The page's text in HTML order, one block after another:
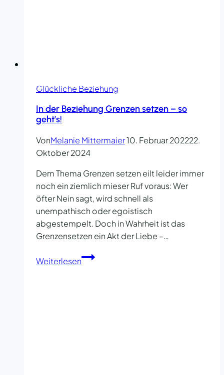
Glückliche Beziehung
In der Beziehung Grenzen setzen – so
geht’s!
VonMelanie Mittermaier10. Februar 202222.
Oktober 2024
Dem Thema Grenzen setzen eilt leider immer
noch ein ziemlich mieser Ruf voraus: Wer
öfter Nein sagt, wird schnell als
unempathisch oder egoistisch
abgestempelt. Doch in Wahrheit ist das
Grenzensetzen ein Akt der Liebe –…
WeiterlesenIn
der